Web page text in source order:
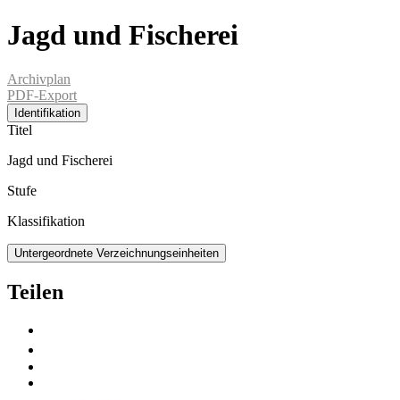
Jagd und Fischerei
Archivplan
PDF-Export
Identifikation
Titel
Jagd und Fischerei
Stufe
Klassifikation
Untergeordnete Verzeichnungseinheiten
Teilen